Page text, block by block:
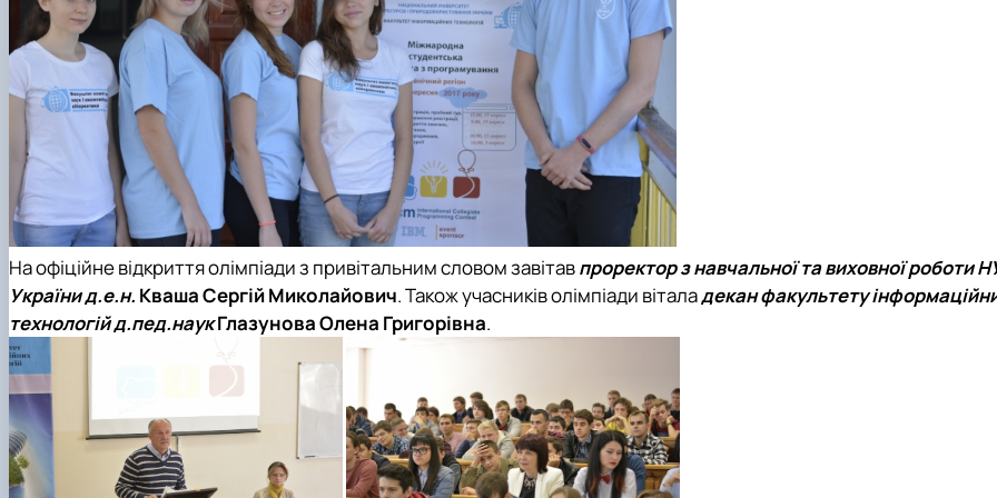
На офіційне відкриття олімпіади з привітальним словом завітавпроректор з навчальної та виховної роботи
України д.е.н. Кваша Сергій Миколайович. Також учасників олімпіади віталадекан факультету
технологій д.пед.наукГлазунова Олена Григорівна.